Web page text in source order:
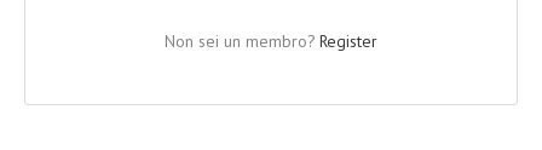
Non sei un membro? Register